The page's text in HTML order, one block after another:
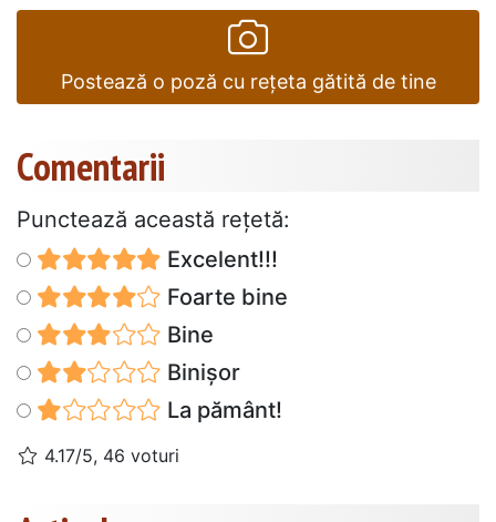
Postează o poză cu rețeta gătită de tine
Comentarii
Punctează această reţetă:
Excelent!!!
Foarte bine
Bine
Binișor
La pământ!
4.17/5, 46 voturi